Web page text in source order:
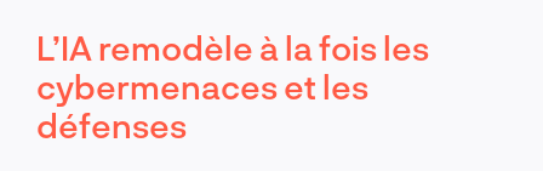
L’IA remodèle à la fois les
cybermenaces et les
défenses